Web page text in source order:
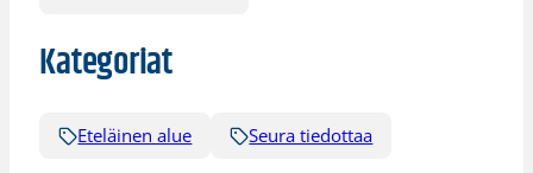
Kategoriat
Eteläinen alue Seura tiedottaa